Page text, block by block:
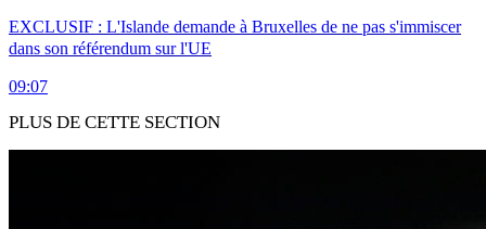
EXCLUSIF : L'Islande demande à Bruxelles de ne pas s'immiscer
dans son référendum sur l'UE
09:07
PLUS DE CETTE SECTION